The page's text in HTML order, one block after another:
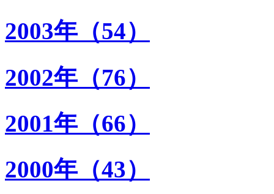
2003年（54）
2002年（76）
2001年（66）
2000年（43）